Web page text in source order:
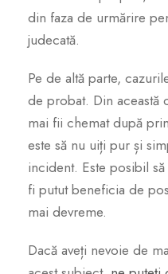
din faza de urmărire
judecată.
Pe de altă parte,
de probat. Din această
mai fii chemat după
este să nu uiți pur și
incident. Este posibil
fi putut beneficia de
mai devreme.
Dacă aveți nevoie de